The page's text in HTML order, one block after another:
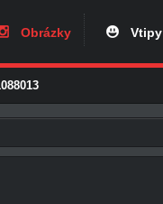
Obrázky Vtipy